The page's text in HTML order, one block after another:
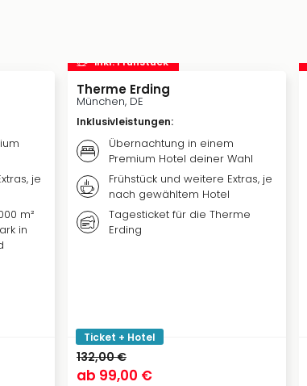
je
m²
in
inkl. Frühstück
Therme Erding
München, DE
Inklusivleistungen:
Übernachtung in einem
Premium Hotel deiner Wahl
Frühstück und weitere Extras, je
nach gewähltem Hotel
Tagesticket für die Therme
Erding
Ticket + Hotel
132,00 €
ab 99,00 €